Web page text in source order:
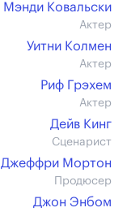
Мэнди Ковальски
Актер
Уитни Колмен
Актер
Риф Грэхем
Актер
Дейв Кинг
Сценарист
Джеффри Мортон
Продюсер
Джон Энбом